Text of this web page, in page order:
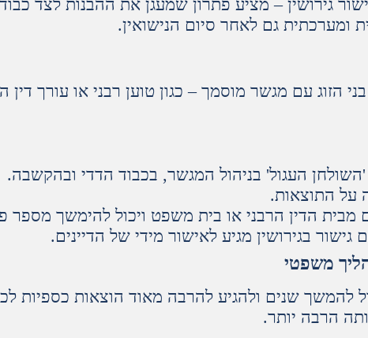
גירושין – מציע פתרון שמעגן את ההבנות לצד
ומערכתית גם לאחר סיום הנישואין.
הזוג עם מגשר מוסמך – כגון טוען רבני או עורך
'השולחן העגול' בניהול המגשר, בכבוד הדדי ובהקשבה.
על התוצאות.
מבית הדין הרבני או בית משפט ויכול להימשך מספר
בגירושין מגיע לאישור מידי של הדיינים.
משפטי
להמשך שנים ולהגיע להרבה מאוד הוצאות כספיות
הרבה יותר.